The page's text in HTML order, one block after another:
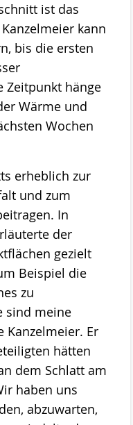
ist das
kann
bis die ersten
Zeitpunkt hänge
Wärme und
Wochen
erheblich zur
und zum
In
der
gezielt
Beispiel die
zu
sind meine
Kanzelmeier. Er
hätten
dem Schlatt am
haben uns
abzuwarten,